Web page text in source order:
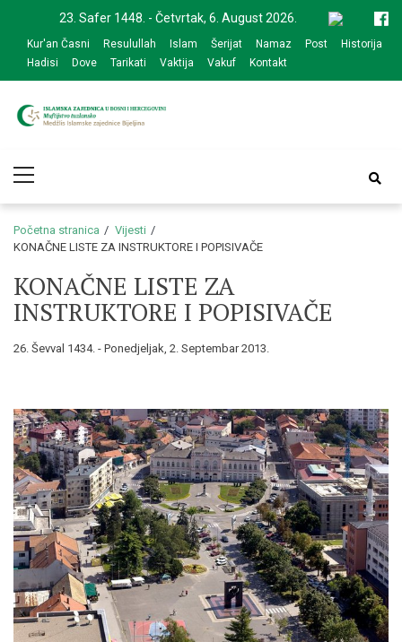
navigation
content
23. Safer 1448. - Četvrtak, 6. August 2026.
Kur'an Časni Resulullah Islam Šerijat Namaz Post
Historija
Hadisi
Dove Tarikati Vaktija Vakuf Kontakt
zajednice Bijeljina
Menu
Početna stranica
Vijesti
KONAČNE LISTE ZA INSTRUKTORE I POPISIVAČE
KONAČNE LISTE ZA
INSTRUKTORE I POPISIVAČE
26. Ševval 1434. - Ponedjeljak, 2. Septembar 2013.